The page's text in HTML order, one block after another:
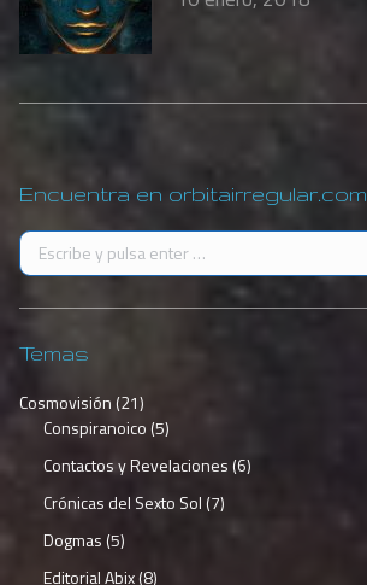
Encuentra en orbitairregular.com
Buscar:
Temas
Cosmovisión (21)
Conspiranoico (5)
Contactos y Revelaciones (6)
Crónicas del Sexto Sol(7)
Dogmas (5)
Editorial Abix(8)